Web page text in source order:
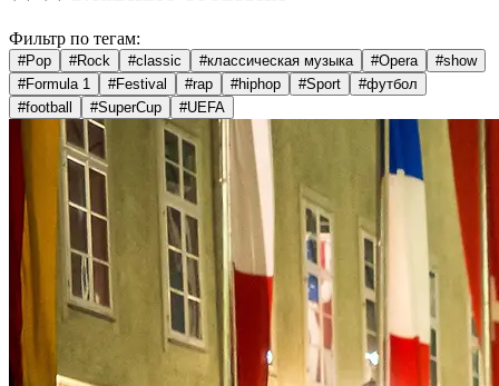
Фильтр по тегам:
#Pop #Rock #classic #классическая музыка #Opera #show
#Formula 1 #Festival #rap #hiphop #Sport #футбол
#football #SuperCup #UEFA